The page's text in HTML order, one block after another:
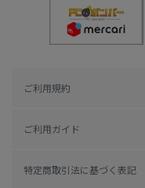
ご利用規約
ご利用ガイド
特定商取引法に基づく表記